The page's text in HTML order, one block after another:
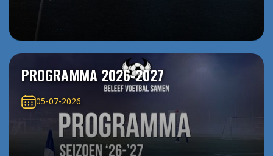
PROGRAMMA 2026-2027
05-07-2026